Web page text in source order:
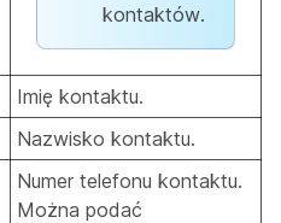
kontaktów.
Imię kontaktu.
Nazwisko kontaktu.
Numer telefonu kontaktu.
Można podać